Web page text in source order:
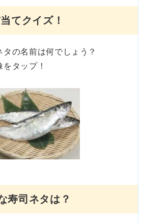
てクイズ！
タの名前は何でしょう？
タップ！
寿司ネタは？